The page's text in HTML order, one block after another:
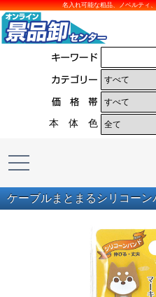
名入れ可能な粗品、ノベルティ
本 体 色
ケーブルまとまるシリコー